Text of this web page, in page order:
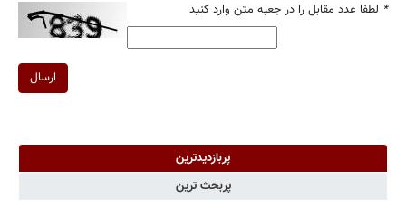
* لطفا عدد مقابل را در جعبه متن وارد کنید
ارسال
پربازدیدترین
پربحث ترین